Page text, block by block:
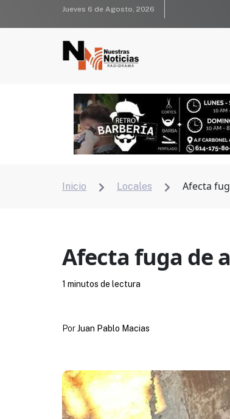
Jueves 6 de Agosto, 2026
Inicio  Locales  Afecta
Afecta fuga de
PorJuan Pablo Macias
1 minutos de lectura